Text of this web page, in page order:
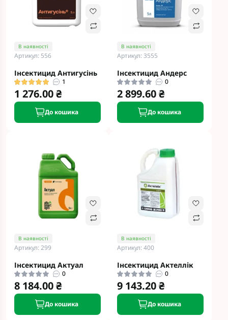
В наявності
Артикул: 556
Інсектицид Антигусінь
1
1 276.00 ₴
До кошика
В наявності
Артикул: 3555
Інсектицид Андерс
0
2 899.60 ₴
До кошика
В наявності
Артикул: 299
Інсектицид Актуал
0
8 184.00 ₴
До кошика
В наявності
Артикул: 400
Інсектицид Актеллік
0
9 143.20 ₴
До кошика